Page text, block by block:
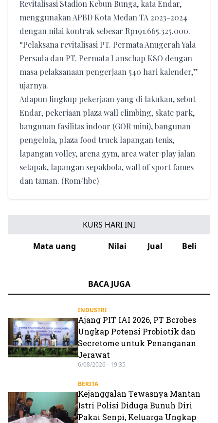
Revitalisasi Stadion Kebun Bunga, kata Endar,
menggunakan APBD Kota Medan TA 2023-2024
dengan nilai kontrak sebesar Rp191.665.325.000.
“Pelaksana revitalisasi PT. Permata Anugerah Yala
Persada dan PT. Permata Lanschap KSO dengan
masa pelaksanaan pengerjaan 540 hari kalender,”
ujarnya.
Adapun lingkup pekerjaan yang di lakukan, sebut
Endar, pekerjaan plaza wall climbing, skate park,
bangunan fasilitas indoor (GOR mini), bangunan
pengelola, plaza food truck lapangan tenis,
lapangan volley, arena gym, area water play jalan
setapak, lapangan sepakbola, wall of sport fames
dan taman. (Rom/hbc)
KURS HARI INI
Mata uang
Nilai Jual Beli
BACA JUGA
INDUSTRI
Ajang PIT IAI 2026, PT Bcrobes
Ungkap Potensi Probiotik dan
Secretome untuk Penanganan
Jerawat
6/08/2026 - 19:35
BERITA
Kejanggalan Tewasnya Mantan
Istri Polisi Diduga Bunuh Diri
Pakai Senpi, Keluarga Ungkap